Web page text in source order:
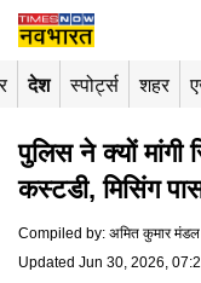
देश स्पोर्ट्स शहर
पुलिस ने क्यों
कस्टडी, मिसिंग
Compiled by: अमित कुमार मंडल
Updated Jun 30, 2026,